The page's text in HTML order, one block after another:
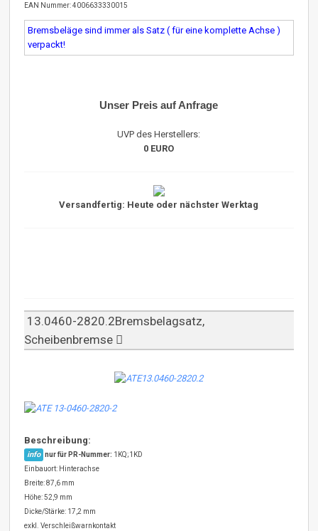
EAN Nummer: 4006633330015
Bremsbeläge sind immer als Satz ( für eine komplette Achse )
verpackt!
Unser Preis auf Anfrage
UVP des Herstellers:
0 EURO
Versandfertig: Heute oder nächster Werktag
13.0460-2820.2Bremsbelagsatz,
Scheibenbremse
Beschreibung:
info nur für PR-Nummer: 1KQ;1KD
Einbauort: Hinterachse
Breite: 87,6 mm
Höhe: 52,9 mm
Dicke/Stärke: 17,2 mm
exkl. Verschleißwarnkontakt